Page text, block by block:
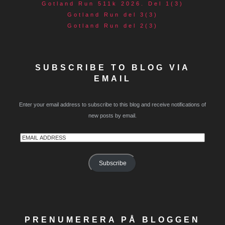
Gotland Run 511k 2026. Del 1(3)
Gotland Run del 3(3)
Gotland Run del 2(3)
SUBSCRIBE TO BLOG VIA
EMAIL
Enter your email address to subscribe to this blog and receive notifications of
new posts by email.
Email
Subscribe
PRENUMERERA PÅ BLOGGEN